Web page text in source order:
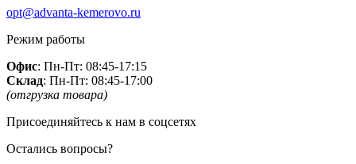
opt@advanta-kemerovo.ru
Режим работы
Офис: Пн-Пт: 08:45-17:15
Склад: Пн-Пт: 08:45-17:00
(отгрузка товара)
Присоединяйтесь к нам в соцсетях
Остались вопросы?